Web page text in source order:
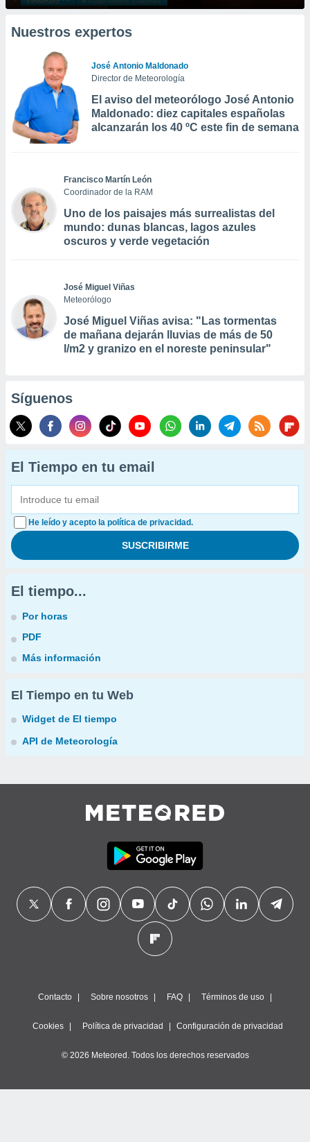
Nuestros expertos
José Antonio Maldonado
Director de Meteorología
El aviso del meteorólogo José Antonio
Maldonado: diez capitales españolas
alcanzarán los 40 ºC este fin de semana
Francisco Martín León
Coordinador de la RAM
Uno de los paisajes más surrealistas del
mundo: dunas blancas, lagos azules
oscuros y verde vegetación
José Miguel Viñas
Meteorólogo
José Miguel Viñas avisa: "Las tormentas
de mañana dejarán lluvias de más de 50
l/m2 y granizo en el noreste peninsular"
Síguenos
El Tiempo en tu email
He leído y acepto la política de privacidad.
El tiempo...
Por horas
PDF
Más información
El Tiempo en tu Web
Widget de El tiempo
API de Meteorología
Contacto Sobre nosotros FAQ Términos de uso
Cookies Política de privacidad Configuración de privacidad
© 2026 Meteored. Todos los derechos reservados